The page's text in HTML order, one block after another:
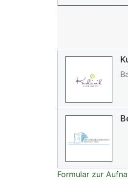
Formular zur